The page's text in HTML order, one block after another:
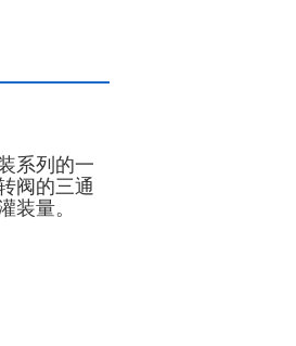
系列的一
阀的三通
装量。